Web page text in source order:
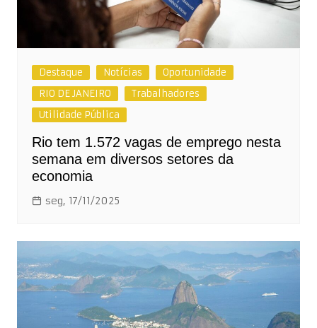
Destaque Notícias
Oportunidade
RIO DE JANEIRO
Trabalhadores
Utilidade Pública
Rio tem 1.572 vagas de emprego nesta
semana em diversos setores da
economia
seg, 17/11/2025